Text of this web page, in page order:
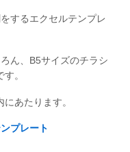
するエクセルテンプレ
ん、B5サイズのチラシ
。
あたります。
プレート